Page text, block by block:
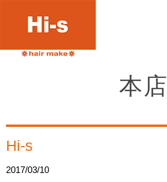
本店
Hi-s
2017/03/10